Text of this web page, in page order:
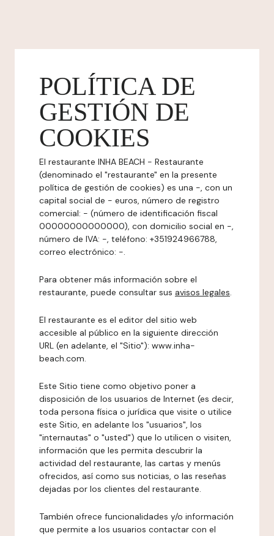
POLÍTICA DE
GESTIÓN DE
COOKIES
El restaurante INHA BEACH - Restaurante
(denominado el "restaurante" en la presente
política de gestión de cookies) es una -, con un
capital social de - euros, número de registro
comercial: - (número de identificación fiscal
00000000000000), con domicilio social en -,
número de IVA: -, teléfono: +351924966788,
correo electrónico: -.
Para obtener más información sobre el
restaurante, puede consultar sus avisos legales.
El restaurante es el editor del sitio web
accesible al público en la siguiente dirección
URL (en adelante, el "Sitio"): www.inha-
beach.com.
Este Sitio tiene como objetivo poner a
disposición de los usuarios de Internet (es decir,
toda persona física o jurídica que visite o utilice
este Sitio, en adelante los "usuarios", los
"internautas" o "usted") que lo utilicen o visiten,
información que les permita descubrir la
actividad del restaurante, las cartas y menús
ofrecidos, así como sus noticias, o las reseñas
dejadas por los clientes del restaurante.
También ofrece funcionalidades y/o información
que permite a los usuarios contactar con el